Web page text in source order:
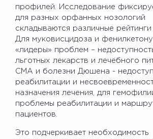
профилей. Исследование
для разных орфанных нозологий
складываются различные
Для муковисцидоза и
«лидеры» проблем –
льготных лекарств и лечебного
СМА и болезни Дюшена -
реабилитации и
назначения лечения, для
проблемы реабилитации и
пациентов.
Это подчеркивает необходимость